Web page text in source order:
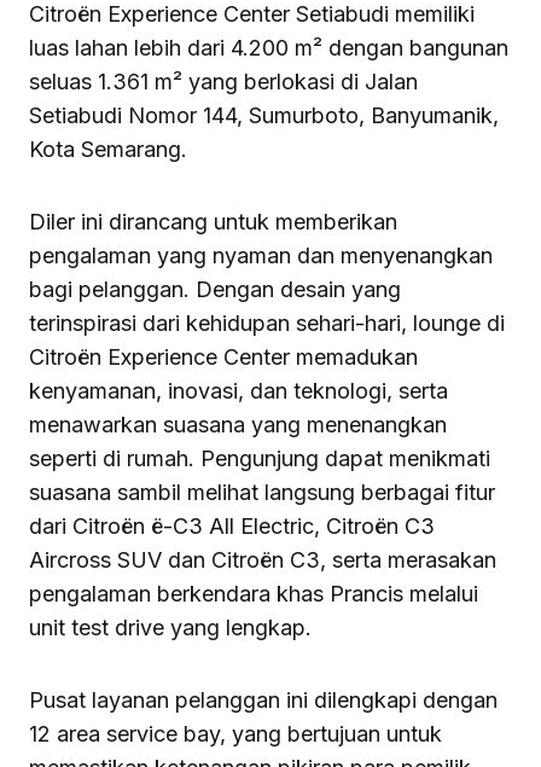
Citroën Experience Center Setiabudi memiliki
luas lahan lebih dari 4.200 m² dengan bangunan
seluas 1.361 m² yang berlokasi di Jalan
Setiabudi Nomor 144, Sumurboto, Banyumanik,
Kota Semarang.
Diler ini dirancang untuk memberikan
pengalaman yang nyaman dan menyenangkan
bagi pelanggan. Dengan desain yang
terinspirasi dari kehidupan sehari-hari, lounge di
Citroën Experience Center memadukan
kenyamanan, inovasi, dan teknologi, serta
menawarkan suasana yang menenangkan
seperti di rumah. Pengunjung dapat menikmati
suasana sambil melihat langsung berbagai fitur
dari Citroën ë-C3 All Electric, Citroën C3
Aircross SUV dan Citroën C3, serta merasakan
pengalaman berkendara khas Prancis melalui
unit test drive yang lengkap.
Pusat layanan pelanggan ini dilengkapi dengan
12 area service bay, yang bertujuan untuk